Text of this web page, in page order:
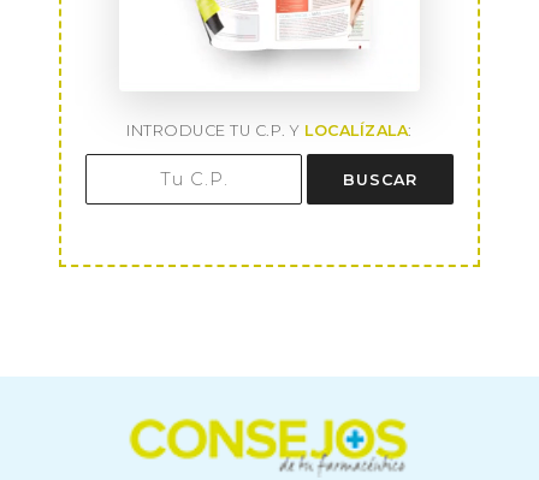
INTRODUCE TU C.P. Y LOCALÍZALA:
BUSCAR